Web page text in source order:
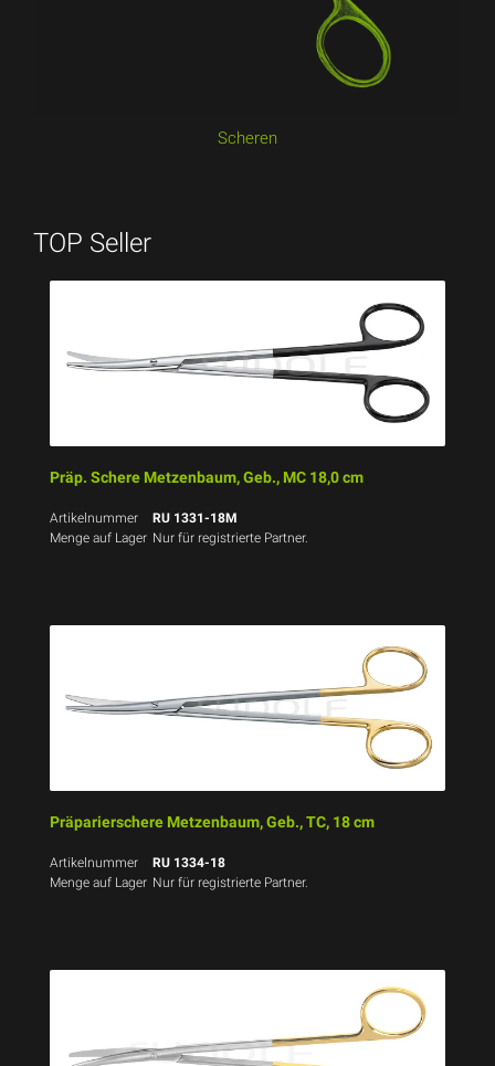
Scheren
TOP Seller
Präp. Schere Metzenbaum, Geb., MC 18,0 cm
Artikelnummer
RU 1331-18M
Menge auf Lager Nur für registrierte Partner.
Präparierschere Metzenbaum, Geb., TC, 18 cm
Artikelnummer
RU 1334-18
Menge auf Lager Nur für registrierte Partner.